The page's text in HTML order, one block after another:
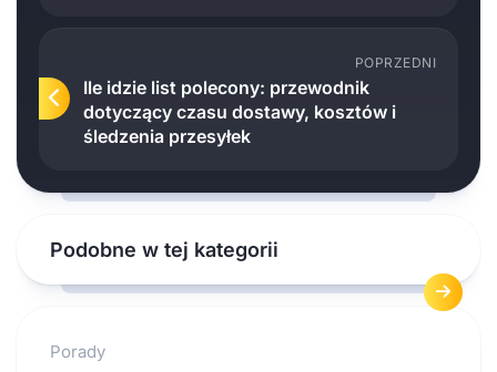
POPRZEDNI
Ile idzie list polecony: przewodnik
dotyczący czasu dostawy, kosztów i
śledzenia przesyłek
Podobne w tej kategorii
Porady